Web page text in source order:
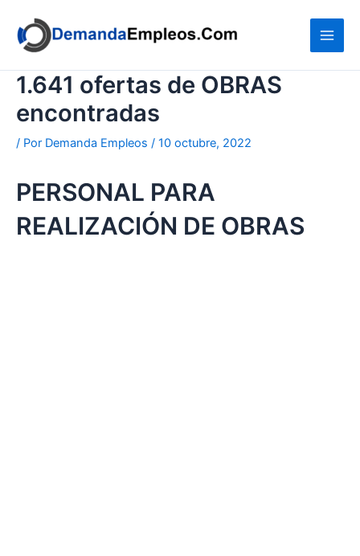
contenido
1.641 ofertas de OBRAS
encontradas
/ Por Demanda Empleos / 10 octubre, 2022
PERSONAL PARA
REALIZACIÓN DE OBRAS